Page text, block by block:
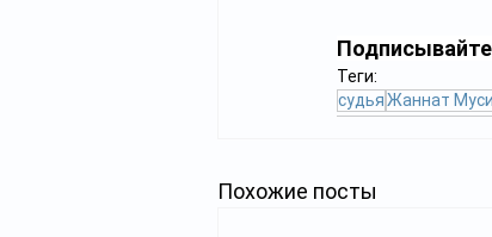
Теги:
судьяЖаннат
Похожие посты